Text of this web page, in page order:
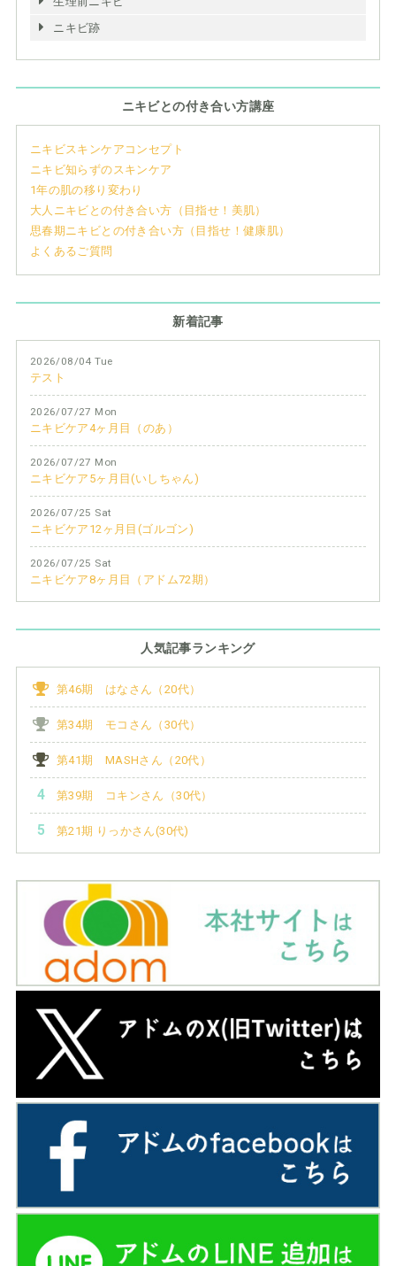
ニキビ跡
ニキビとの付き合い方講座
ニキビスキンケアコンセプト
ニキビ知らずのスキンケア
1年の肌の移り変わり
大人ニキビとの付き合い方（目指せ！美肌）
思春期ニキビとの付き合い方（目指せ！健康肌）
よくあるご質問
新着記事
2026/08/04 Tue
テスト
2026/07/27 Mon
ニキビケア4ヶ月目（のあ）
2026/07/27 Mon
ニキビケア5ヶ月目(いしちゃん)
2026/07/25 Sat
ニキビケア12ヶ月目(ゴルゴン)
2026/07/25 Sat
ニキビケア8ヶ月目（アドム72期）
人気記事ランキング
第46期 はなさん（20代）
第34期 モコさん（30代）
第41期 MASHさん（20代）
第39期 コキンさん（30代）
第21期 りっかさん(30代)